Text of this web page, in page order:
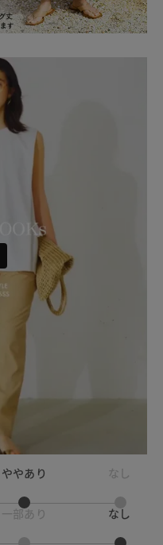
ややあり なし
一部あり なし